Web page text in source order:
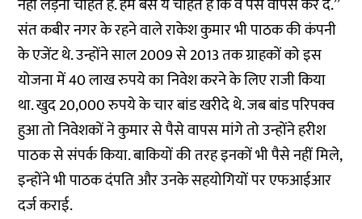
नहीं लड़ना चाहते हैं. हम बस ये चाहते हैं कि वे पैसे वापस कर दें.’’
संत कबीर नगर के रहने वाले राकेश कुमार भी पाठक की कंपनी
के एजेंट थे. उन्होंने साल 2009 से 2013 तक ग्राहकों को इस
योजना में 40 लाख रुपये का निवेश करने के लिए राजी किया
था. खुद 20,000 रुपये के चार बांड खरीदे थे. जब बांड परिपक्व
हुआ तो निवेशकों ने कुमार से पैसे वापस मांगे तो उन्होंने हरीश
पाठक से संपर्क किया. बाकियों की तरह इनकों भी पैसे नहीं मिले,
इन्होंने भी पाठक दंपति और उनके सहयोगियों पर एफआईआर
दर्ज कराई.